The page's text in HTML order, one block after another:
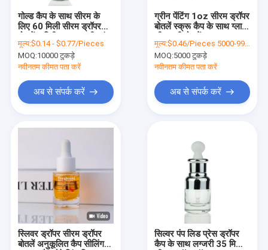
गोल्ड कैप के साथ सीरम के
लिए 60 मिली सीरम ड्रॉपर
की बोतल
मूल्य:$0.14 - $0.77/Pieces
MOQ:10000 टुकड़े
नवीनतम कीमत पता करें
अब से संपर्क करें
ग्रीन पेंटिंग 1oz सीरम ड्रॉपर
बोतलें स्क्रू कैप के साथ ग्लास
मूल्य:$0.46/Pieces 5000-9999 Pieces
MOQ:5000 टुकड़े
नवीनतम कीमत पता करें
अब से संपर्क करें
स्लिवर ड्रॉपर सीरम ड्रॉपर
बोतलें अनुकूलित कैप सीलिंग
सिल्वर पंप लिड प्रेस ड्रॉपर
कैप के साथ लग्जरी 35 मिली